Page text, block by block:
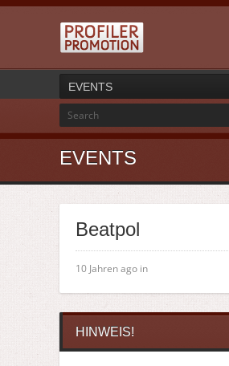
EVENTS
EVENTS
Beatpol
10 Jahren ago in
HINWEIS!